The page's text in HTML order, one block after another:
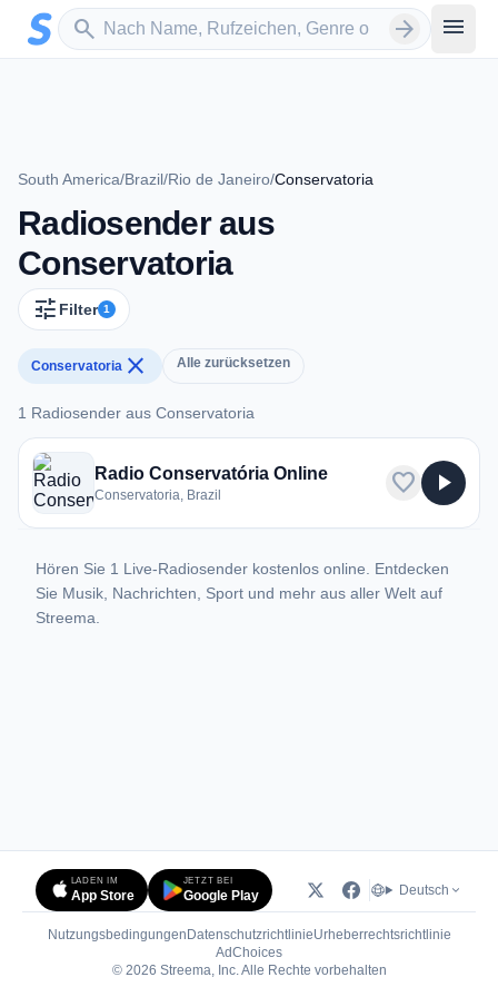
Zum Hauptinhalt springen
search
Sender suchen arrow_forward menu
South America/Brazil/Rio de Janeiro/Conservatoria
Radiosender aus
Conservatoria
tune Filter 1
Conservatoria close Alle zurücksetzen
1 Radiosender aus Conservatoria
1 Radiosender aus Conservatoria
Radio Conservatória Online
Conservatoria, Brazil favorite play_arrow
Hören Sie 1 Live-Radiosender kostenlos online. Entdecken
Sie Musik, Nachrichten, Sport und mehr aus aller Welt auf
Streema.
LADEN IM
App Store
JETZT BEI
Google Play Deutsch
Nutzungsbedingungen DatenschutzrichtlinieUrheberrechtsrichtlinie
AdChoices(öffnet in neuem Tab)
© 2026 Streema, Inc. Alle Rechte vorbehalten